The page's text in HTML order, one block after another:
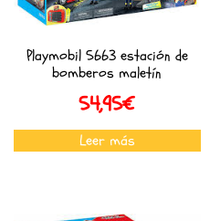
Playmobil 5663 estación de
bomberos maletín
54,95€
Leer más